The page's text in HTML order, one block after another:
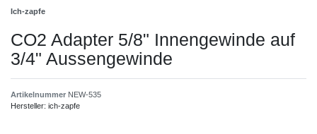
Ich-zapfe
CO2 Adapter 5/8" Innengewinde auf
3/4" Aussengewinde
Artikelnummer NEW-535
Hersteller: ich-zapfe